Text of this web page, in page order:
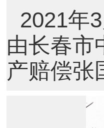
2021年
由长春市
产赔偿张